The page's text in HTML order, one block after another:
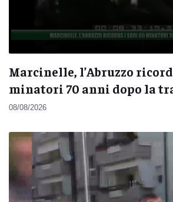
Marcinelle, l’Abruzzo
minatori 70 anni dopo la
08/08/2026